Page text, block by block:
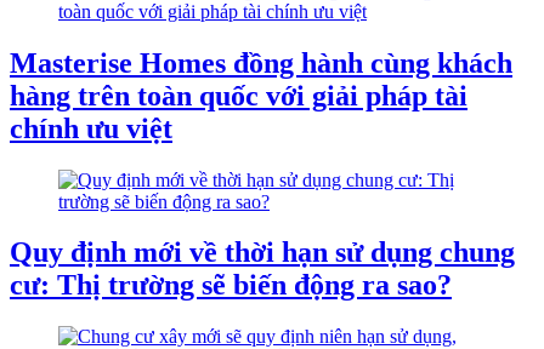
Masterise Homes đồng hành cùng khách
hàng trên toàn quốc với giải pháp tài
chính ưu việt
Quy định mới về thời hạn sử dụng chung
cư: Thị trường sẽ biến động ra sao?